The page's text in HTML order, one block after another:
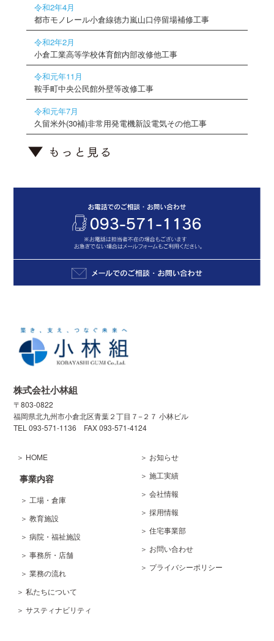
令和2年4月
都市モノレール小倉線徳力嵐山口停留場補修工事
令和2年2月
小倉工業高等学校体育館内部改修他工事
令和元年11月
鞍手町中央公民館外壁等改修工事
令和元年7月
久留米外(30補)非常用発電機新設電気その他工事
株式会社小林組
〒803-0822
福岡県北九州市小倉北区青葉２丁目７−２７ 小林ビル
TEL 093-571-1136 FAX 093-571-4124
＞ HOME
事業内容
＞ 工場・倉庫
＞ 教育施設
＞ 病院・福祉施設
＞ 事務所・店舗
＞ 業務の流れ
＞ 私たちについて
＞ サスティナビリティ
＞ お知らせ
＞ 施工実績
＞ 会社情報
＞ 採用情報
＞ 住宅事業部
＞ お問い合わせ
＞ プライバシーポリシー